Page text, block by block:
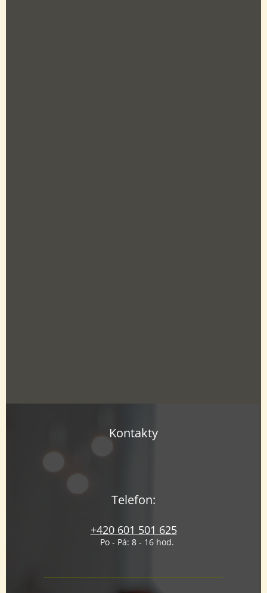
Kontakty
Telefon:
+420 601 501 625
Po - Pá: 8 - 16 hod.